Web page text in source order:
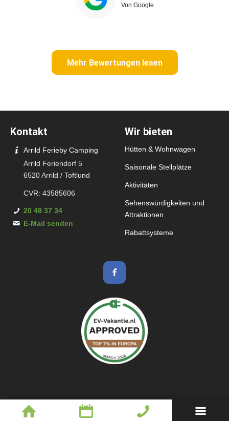
Von Google
Mehr Bewertungen lesen
Kontakt
Arrild Ferieby Camping
Arrild Feriendorf 5
6520 Arrild / Toftlund
CVR: 43585606
20 48 37 34
E-Mail senden
Wir bieten
Hütten & Wohnwagen
Saisonale Stellplätze
Aktivitäten
Sehenswürdigkeiten und
Attraktionen
Rabattsysteme